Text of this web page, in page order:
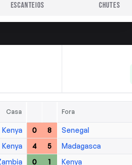
ESCANTEIOS CHUTES
Casa Fora
Kenya 0 8 Senegal
Kenya 4 5 Madagasca
0 1 Kenya